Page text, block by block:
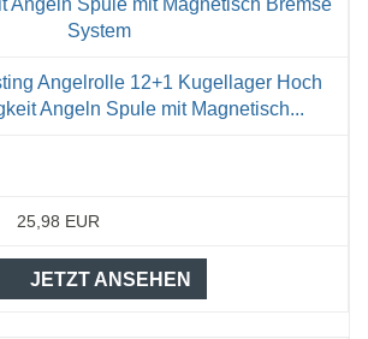
Angelrolle 12+1 Kugellager Hoch
Angeln Spule mit Magnetisch...
25,98 EUR
JETZT ANSEHEN